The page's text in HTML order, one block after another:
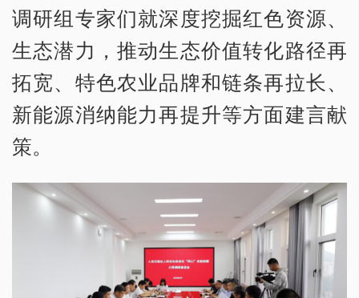
调研组专家们就深度挖掘红色资源、
生态潜力，推动生态价值转化路径再
拓宽、特色农业品牌和链条再拉长、
新能源消纳能力再提升等方面建言献
策。